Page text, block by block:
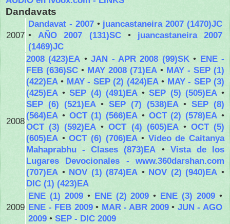
Dandavats
2007
Dandavat - 2007• juancastaneira 2007 (1470)JC
• AÑO 2007 (131)SC• juancastaneira 2007
(1469)JC
2008
2008 (423)EA •JAN - APR 2008 (99)SK• ENE -
FEB (636)SC • MAY 2008 (71)EA • MAY - SEP (1)
(422)EA • MAY - SEP (2) (424)EA• MAY - SEP (3)
(425)EA •SEP (4) (491)EA•SEP (5) (505)EA•
SEP (6) (521)EA•SEP (7) (538)EA•SEP (8)
(564)EA • OCT (1) (566)EA • OCT (2) (578)EA •
OCT (3) (592)EA •OCT (4) (605)EA• OCT (5)
(605)EA •OCT (6) (706)EA• Video de Caitanya
Mahaprabhu - Clases (873)EA • Vista de los
Lugares Devocionales - www.360darshan.com
(707)EA • NOV (1) (874)EA • NOV (2) (940)EA •
DIC (1) (423)EA
2009
ENE (1) 2009 • ENE (2) 2009 • ENE (3) 2009•
ENE - FEB 2009• MAR - ABR 2009• JUN - AGO
2009 •SEP - DIC 2009